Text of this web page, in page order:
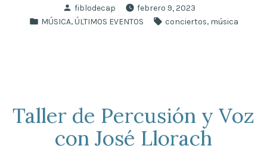
·
Concierto»
Publicado
por
fiblodecap
febrero 9, 2023
Publicado
MÚSICA ÚLTIMOS EVENTOS Etiquetas:
conciertos música
Taller de Percusión y Voz
con José Llorach